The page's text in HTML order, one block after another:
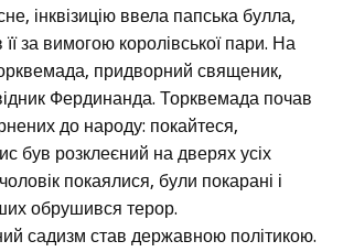
інквізицію ввела папська булла,
за вимогою королівської пари. На
придворний священик,
Фердинанда. Торквемада почав
до народу: покайтеся,
був розклеєний на дверях усіх
покаялися, були покарані і
обрушився терор.
садизм став державною політикою.